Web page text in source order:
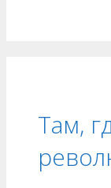
Там,